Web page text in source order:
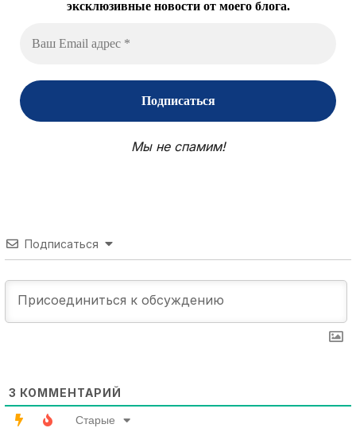
эксклюзивные новости от моего блога.
Мы не спамим!
Подписаться
3 КОММЕНТАРИЙ
Старые